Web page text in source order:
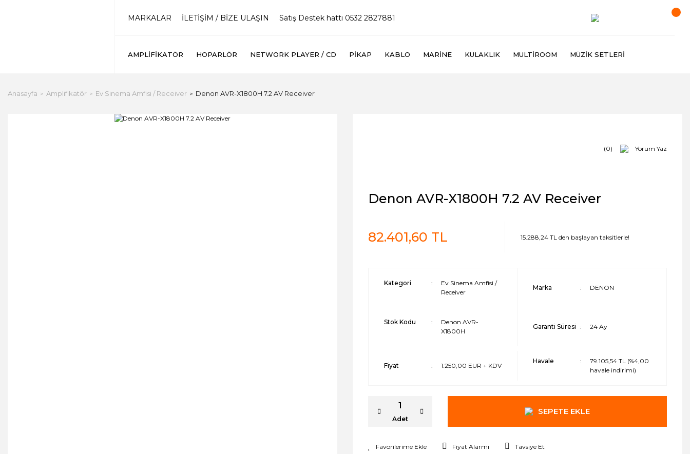
MARKALAR İLETİŞİM / BİZE ULAŞIN Satış Destek hattı 0532 2827881
AMPLIFIKATÖR HOPARLÖR NETWORK PLAYER / CD PIKAP KABLO MARINE KULAKLIK MULTIROOM MÜZIK SETLERI
Anasayfa Amplifikatör Ev Sinema Amfisi / Receiver Denon AVR-X1800H 7.2 AV Receiver
(0) Yorum Yaz
Denon AVR-X1800H 7.2 AV Receiver
82.401,60 TL 15.288,24 TL den başlayan taksitlerle!
Kategori
Ev Sinema Amfisi /
Receiver
Marka DENON
Stok Kodu
Denon AVR-
X1800H
Garanti Süresi 24 Ay
Fiyat 1.250,00 EUR + KDV
Havale
79.105,54 TL (%4,00
havale indirimi)
Adet
SEPETE EKLE
Fiyat Alarmı Tavsiye Et